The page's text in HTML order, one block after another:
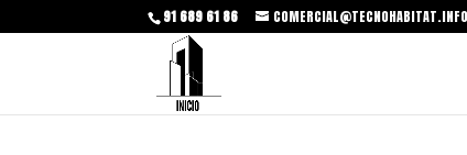
91 689 61 86 COMERCIAL@TECNOHABITAT.INFO